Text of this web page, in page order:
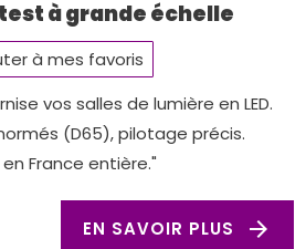
à grande échelle
à mes favoris
vos salles de lumière en LED.
(D65), pilotage précis.
France entière."
EN SAVOIR PLUS arrow_forward